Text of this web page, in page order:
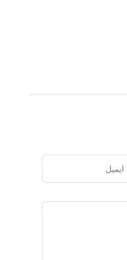
ایمیل
دیدگاه